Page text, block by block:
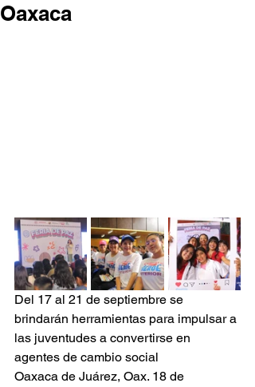
Oaxaca
Del 17 al 21 de septiembre se
brindarán herramientas para impulsar a
las juventudes a convertirse en
agentes de cambio social
Oaxaca de Juárez, Oax. 18 de